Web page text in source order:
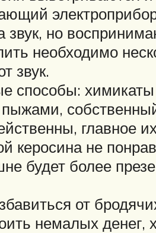
звук, но
необходимо
звук.
способы: химикаты
главное
керосина не
будет более
от
немалых денег,